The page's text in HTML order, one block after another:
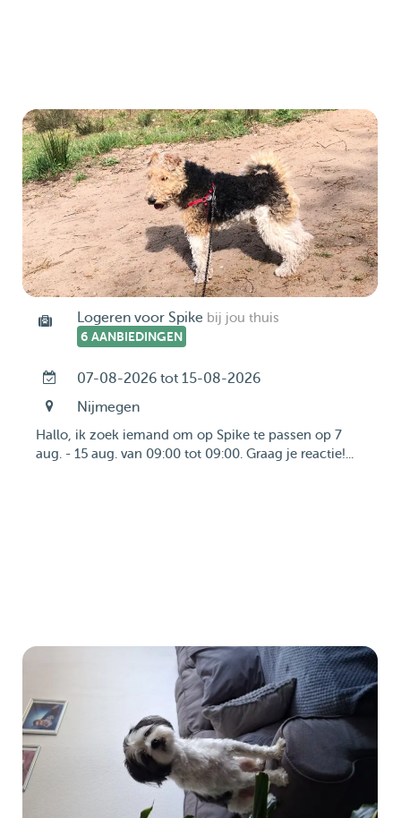
Logeren voor Spike bij jou thuis
6 AANBIEDINGEN
07-08-2026 tot 15-08-2026
Nijmegen
Hallo, ik zoek iemand om op Spike te passen op 7
aug. - 15 aug. van 09:00 tot 09:00. Graag je reactie!...